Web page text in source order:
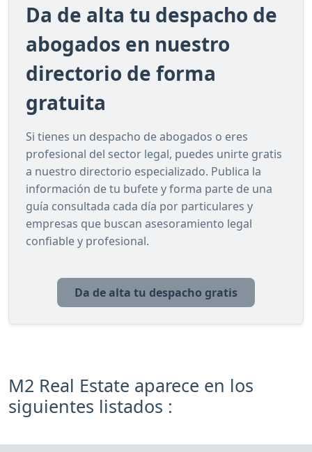
Da de alta tu despacho de
abogados en nuestro
directorio de forma
gratuita
Si tienes un despacho de abogados o eres
profesional del sector legal, puedes unirte gratis
a nuestro directorio especializado. Publica la
información de tu bufete y forma parte de una
guía consultada cada día por particulares y
empresas que buscan asesoramiento legal
confiable y profesional.
Da de alta tu despacho gratis
М2 Real Estate aparece en los
siguientes listados :